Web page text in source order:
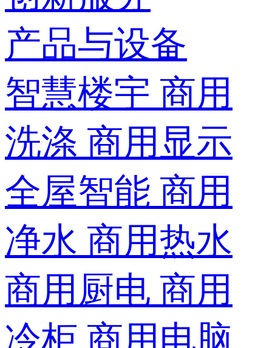
产品与设备
智慧楼宇 商用
洗涤 商用显示
全屋智能 商用
净水 商用热水
商用厨电 商用
冷柜 商用电脑